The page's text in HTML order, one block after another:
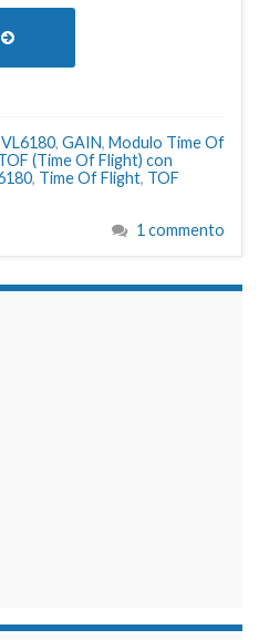
, GAIN, Modulo Time Of
(Time Of Flight) con
, Time Of Flight, TOF
1 commento